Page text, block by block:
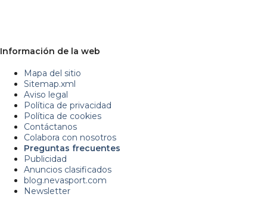
Información de la web
Mapa del sitio
Sitemap.xml
Aviso legal
Política de privacidad
Política de cookies
Contáctanos
Colabora con nosotros
Preguntas frecuentes
Publicidad
Anuncios clasificados
blog.nevasport.com
Newsletter